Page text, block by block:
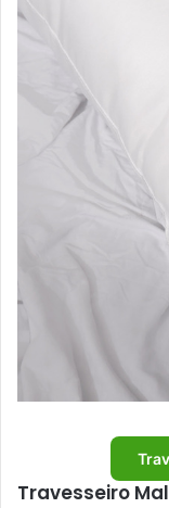
Travesseiro